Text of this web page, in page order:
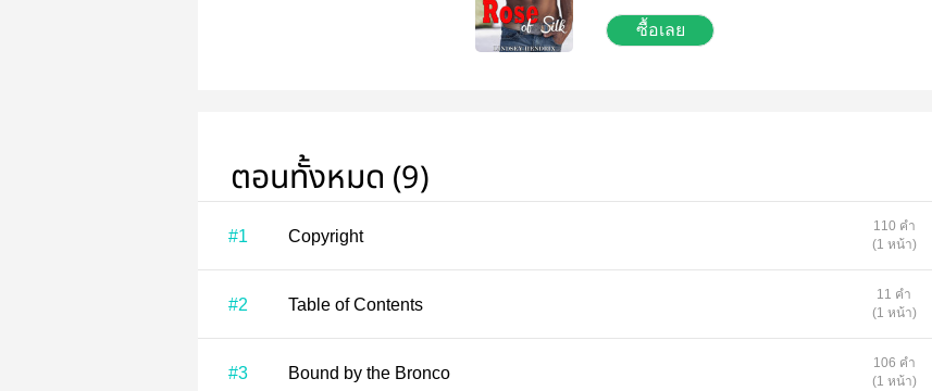
MFM Military Romance Hunter in the Flight:
ซื้อเลย
ตอนทั้งหมด (9)
#1 Copyright
110 คำ
(1 หน้า)
#2 Table of Contents
11 คำ
(1 หน้า)
#3 Bound by the Bronco
106 คำ
(1 หน้า)